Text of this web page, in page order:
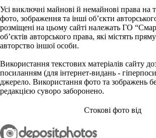
Усі виключні майнові й немайнові права на
фото, зображення та інші об’єкти
розміщені на цьому сайті належать ГО
об’єктів авторського права, які містять
авторство іншої особи.
Використання текстових матеріалів сайту
посиланням (для інтернет-видань -
джерело. Використання фото та зображень
редакцією суворо заборонено.
Стокові фото від